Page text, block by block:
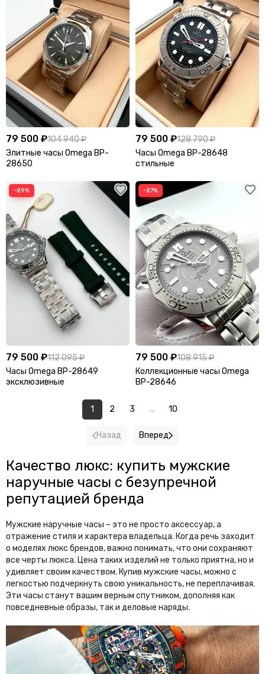
79 500 ₽104 940 ₽
Элитные часы Omega BP-
28650
79 500 ₽128 790 ₽
Часы Omega BP-28648
стильные
−29%
79 500 ₽112 095 ₽
Часы Omega BP-28649
эксклюзивные
−27%
79 500 ₽108 915 ₽
Коллекционные часы Omega
BP-28646
Назад
1 2 3 ... 10
Вперед
Качество люкс: купить мужские
наручные часы с безупречной
репутацией бренда
Мужские наручные часы – это не просто аксессуар, а
отражение стиля и характера владельца. Когда речь заходит
о моделях люкс брендов, важно понимать, что они сохраняют
все черты люкса. Цена таких изделий не только приятна, но и
удивляет своим качеством. Купив мужские часы, можно с
легкостью подчеркнуть свою уникальность, не переплачивая.
Эти часы станут вашим верным спутником, дополняя как
повседневные образы, так и деловые наряды.